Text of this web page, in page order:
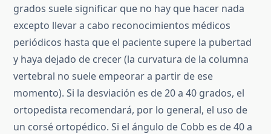
grados suele significar que no hay que hacer nada
excepto llevar a cabo reconocimientos médicos
periódicos hasta que el paciente supere la pubertad
y haya dejado de crecer (la curvatura de la columna
vertebral no suele empeorar a partir de ese
momento). Si la desviación es de 20 a 40 grados, el
ortopedista recomendará, por lo general, el uso de
un corsé ortopédico. Si el ángulo de Cobb es de 40 a